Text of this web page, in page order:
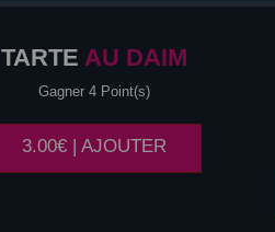
TARTE AU DAIM
Gagner 4 Point(s)
3.00€ | AJOUTER